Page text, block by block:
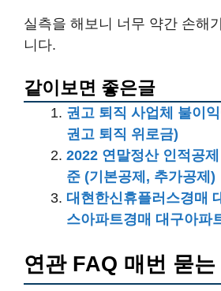
실측을 해보니 너무 약간 손해
니다.
같이보면 좋은글
권고 퇴직 사업체 불이
권고 퇴직 위로금)
2022 연말정산 인적공
준 (기본공제, 추가공제)
대현한신휴플러스경매
스아파트경매 대구아파
연관 FAQ 매번 묻는